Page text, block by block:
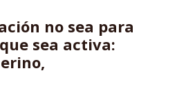
no sea para
sea activa: